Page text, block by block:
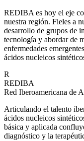
REDIBA es hoy el eje
nuestra región. Fieles a
desarrollo de grupos de
tecnología y abordar de
enfermedades
ácidos nucleicos
R
REDIBA
Red Iberoamericana de
Articulando el talento
ácidos nucleicos
básica y aplicada
diagnóstico y la